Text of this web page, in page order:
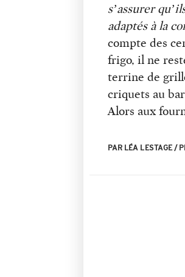
s’assurer
adaptés à la
compte des
frigo, il ne
terrine de
criquets au
Alors aux
PAR LÉA LESTAGE /